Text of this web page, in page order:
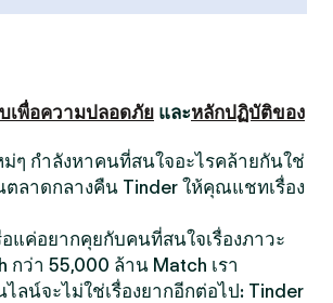
เพื่อความปลอดภัย และหลักปฏิบัติของ
ๆ กำลังหาคนที่สนใจอะไรคล้ายกันใช่
ลาดกลางคืน Tinder ให้คุณแชทเรื่อง
แค่อยากคุยกับคนที่สนใจเรื่องภาวะ
ว่า 55,000 ล้าน Match เรา
น์จะไม่ใช่เรื่องยากอีกต่อไป: Tinder